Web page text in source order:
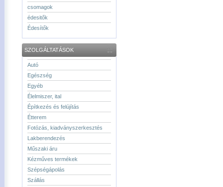
csomagok
édesitők
Édesítők
SZOLGÁLTATÁSOK
Autó
Egészség
Egyéb
Élelmiszer, ital
Építkezés és felújítás
Étterem
Fotózás, kiadványszerkesztés
Lakberendezés
Műszaki áru
Kézműves termékek
Szépségápolás
Szállás